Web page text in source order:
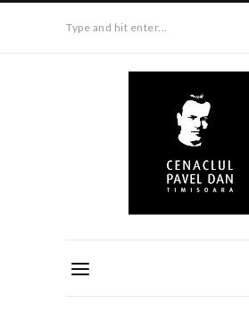
Type and hit enter...